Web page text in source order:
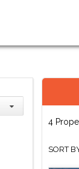
4
SORT